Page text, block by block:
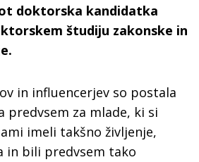
doktorska kandidatka
študiju zakonske in
in influencerjev so postala
predvsem za mlade, ki si
imeli takšno življenje,
in bili predvsem tako